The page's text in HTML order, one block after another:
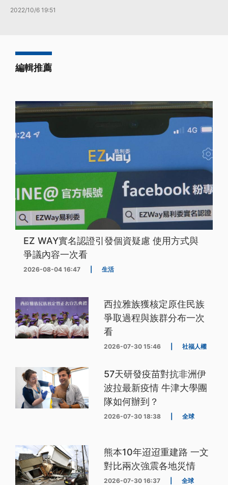
2022/10/6 19:51
編輯推薦
EZ WAY實名認證引發個資疑慮 使用方式與
爭議內容一次看
2026-08-04 16:47 生活
西拉雅族獲核定原住民族
爭取過程與族群分布一次
看
2026-07-30 15:46 社福人權
57天研發疫苗對抗非洲伊
波拉最新疫情 牛津大學團
隊如何辦到？
2026-07-30 18:38 全球
熊本10年迢迢重建路 一文
對比兩次強震各地災情
2026-07-30 16:37 全球